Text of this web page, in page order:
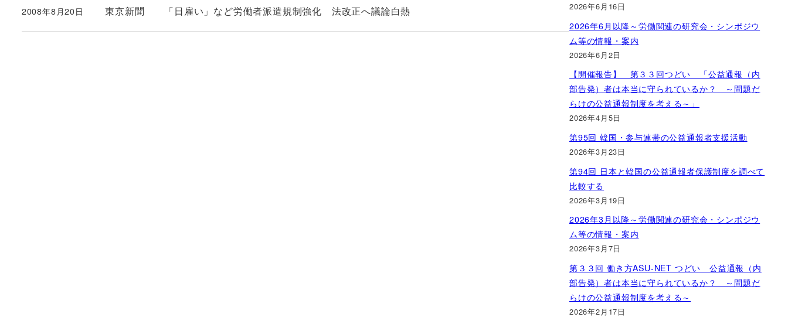
東京新聞 「日雇い」など労働者派遣規制強化 法改正へ議論白熱
投稿日
2008年8月20日 2026年6月16日
2026年6月以降～労働関連の研究会・シンポジウ
ム等の情報・案内
2026年6月2日
【開催報告】 第３３回つどい 「公益通報（内
部告発）者は本当に守られているか？ ～問題だ
らけの公益通報制度を考える～」
2026年4月5日
第95回 韓国・参与連帯の公益通報者支援活動
2026年3月23日
第94回 日本と韓国の公益通報者保護制度を調べて
比較する
2026年3月19日
2026年3月以降～労働関連の研究会・シンポジウ
ム等の情報・案内
2026年3月7日
第３３回 働き方ASU-NET つどい 公益通報（内
部告発）者は本当に守られているか？ ～問題だ
らけの公益通報制度を考える～
2026年2月17日